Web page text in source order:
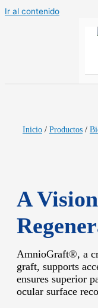
Ir al contenido
Inicio / Productos /
A
AmnioGraft®, a
graft, supports
ensures superior
ocular surface